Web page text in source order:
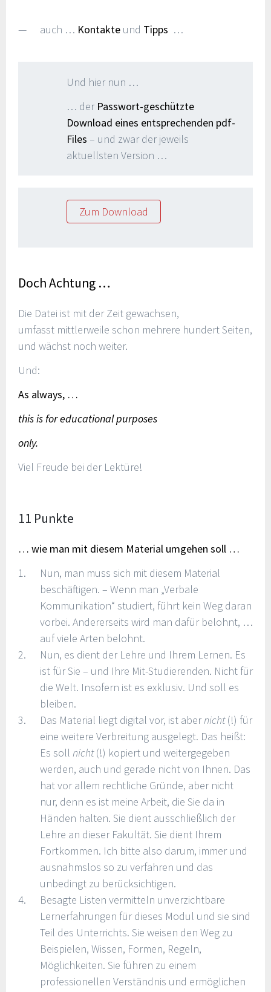
auch … Kontakte und Tipps …
Und hier nun …
… der Passwort-geschützte
Download eines entsprechenden pdf-
Files – und zwar der jeweils
aktuellsten Version …
Zum Download
Doch Achtung …
Die Datei ist mit der Zeit gewachsen,
umfasst mittlerweile schon mehrere hundert Seiten,
und wächst noch weiter.
Und:
As always, …
this is for educational purposes
only.
Viel Freude bei der Lektüre!
11 Punkte
… wie man mit diesem Material umgehen soll …
Nun, man muss sich mit diesem Material
beschäftigen. – Wenn man „Verbale
Kommunikation“ studiert, führt kein Weg daran
vorbei. Andererseits wird man dafür belohnt, …
auf viele Arten belohnt.
Nun, es dient der Lehre und Ihrem Lernen. Es
ist für Sie – und Ihre Mit-Studierenden. Nicht für
die Welt. Insofern ist es exklusiv. Und soll es
bleiben.
Das Material liegt digital vor, ist abernicht(!) für
eine weitere Verbreitung ausgelegt. Das heißt:
Es soll nicht(!) kopiert und weitergegeben
werden, auch und gerade nicht von Ihnen. Das
hat vor allem rechtliche Gründe, aber nicht
nur, denn es ist meine Arbeit, die Sie da in
Händen halten. Sie dient ausschließlich der
Lehre an dieser Fakultät. Sie dient Ihrem
Fortkommen. Ich bitte also darum, immer und
ausnahmslos so zu verfahren und das
unbedingt zu berücksichtigen.
Besagte Listen vermitteln unverzichtbare
Lernerfahrungen für dieses Modul und sie sind
Teil des Unterrichts. Sie weisen den Weg zu
Beispielen, Wissen, Formen, Regeln,
Möglichkeiten. Sie führen zu einem
professionellen Verständnis und ermöglichen